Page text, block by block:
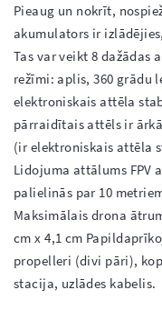
Pieaug un nokrīt,
akumulators ir
Tas var veikt 8 dažādas
režīmi: aplis, 360 grādu
elektroniskais attēla
pārraidītais attēls ir
(ir elektroniskais attēla
Lidojuma attālums FPV
palielinās par 10
Maksimālais drona
cm x 4,1 cm
propelleri (divi pāri),
stacija, uzlādes kabelis.